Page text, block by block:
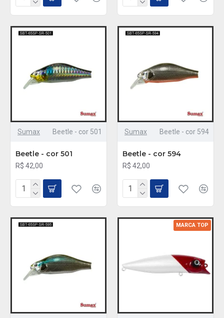
Sumax Beetle - cor 501
Beetle - cor 501
R$ 42,00
Sumax Beetle - cor 594
Beetle - cor 594
R$ 42,00
MARCA TOP